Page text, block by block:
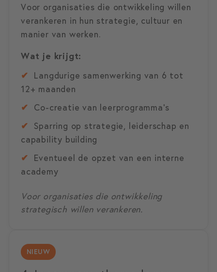
Voor organisaties die ontwikkeling willen
verankeren in hun strategie, cultuur en
manier van werken.
Wat je krijgt:
✔ Langdurige samenwerking van 6 tot
12+ maanden
✔ Co-creatie van leerprogramma’s
✔ Sparring op strategie, leiderschap en
capability building
✔ Eventueel de opzet van een interne
academy
Voor organisaties die ontwikkeling
strategisch willen verankeren.
NIEUW